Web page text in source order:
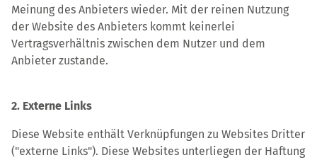
Meinung des Anbieters wieder. Mit der reinen Nutzung
der Website des Anbieters kommt keinerlei
Vertragsverhältnis zwischen dem Nutzer und dem
Anbieter zustande.
2. Externe Links
Diese Website enthält Verknüpfungen zu Websites Dritter
("externe Links"). Diese Websites unterliegen der Haftung